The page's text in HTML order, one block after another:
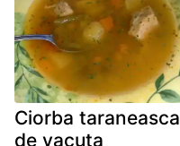
Ciorba taraneasca
de vacuta